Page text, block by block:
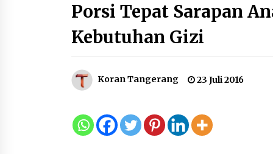
Siap Hadirkan Pengalaman
Beyond the Game
8 Agustus 2026
Teknis Abdul Muis
8 Agustus 2026
Porsi Tepat Sarapan
Kebutuhan Gizi
Koran Tangerang 23 Juli 2016